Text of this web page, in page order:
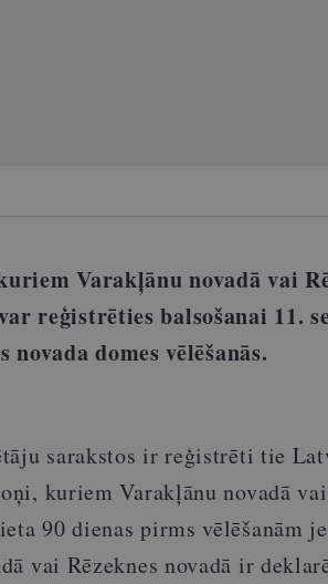
Varakļānu novadā vai
reģistrēties balsošanai 11.
domes vēlēšanās.
sarakstos ir reģistrēti tie
kuriem Varakļānu novadā vai
90 dienas pirms vēlēšanām
vai Rēzeknes novadā ir